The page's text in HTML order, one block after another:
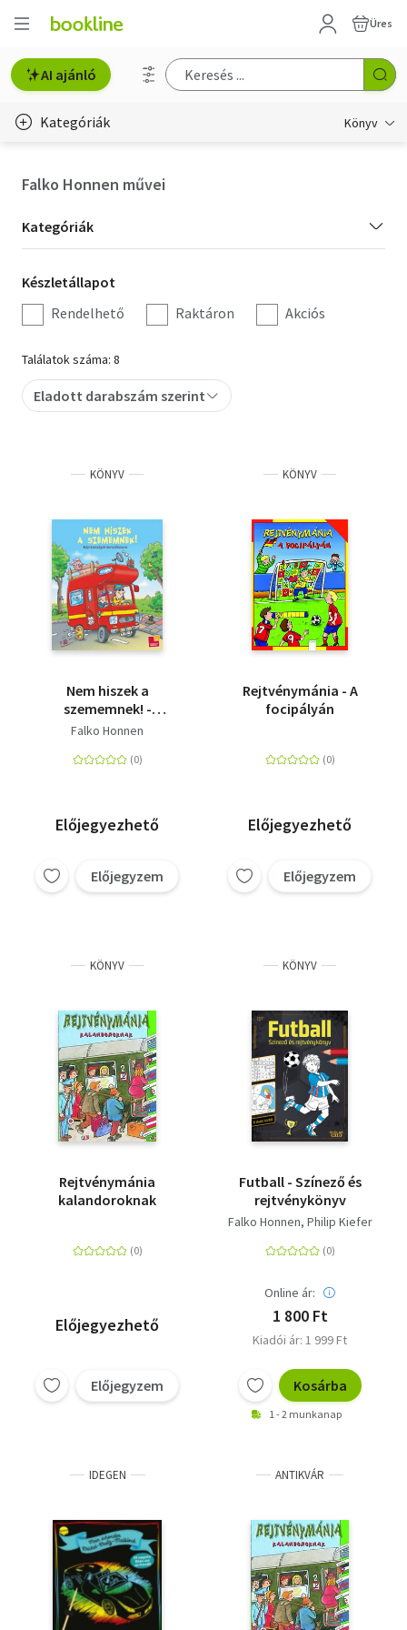
Üres
AI ajánló
Kategóriák Könyv
Hobbi, szabadidő
Irodalom
Művészet
Szakkönyv
Tankönyv, segédkönyv
Társadalomtudomány
Természettudomány
Történelem
Vallás
Falko Honnen művei
Kategória
szűrés
Kategóriák
Készletállapot
szűrés
Készletállapot
Rendelhető
Raktáron Akciós
Találatok száma: 8
Eladott darabszám szerint
KÖNYV
Nem hiszek a
szememnek! -
Képtelenségek
Falko Honnen
Előjegyezhető
Előjegyzem
KÖNYV
Rejtvénymánia - A
focipályán
Előjegyezhető
Előjegyzem
KÖNYV
Rejtvénymánia
kalandoroknak
Előjegyezhető
Előjegyzem
KÖNYV
Futball - Színező és
rejtvénykönyv
Falko Honnen Philip Kiefer
Online ár:
1 800 Ft
Kiadói ár: 1 999 Ft
Kosárba
1 - 2 munkanap
IDEGEN ANTIKVÁR